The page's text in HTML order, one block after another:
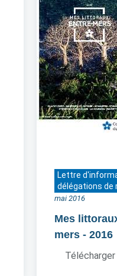
Lettre
délégations de
mai 2016
Mes
mers - 2016